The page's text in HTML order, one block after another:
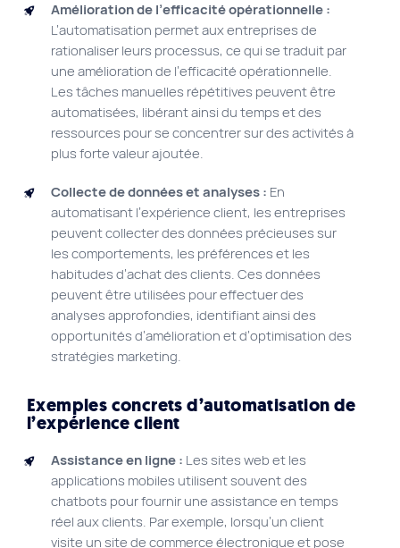
Amélioration de l’efficacité opérationnelle :
L’automatisation permet aux entreprises de
rationaliser leurs processus, ce qui se traduit par
une amélioration de l’efficacité opérationnelle.
Les tâches manuelles répétitives peuvent être
automatisées, libérant ainsi du temps et des
ressources pour se concentrer sur des activités à
plus forte valeur ajoutée.
Collecte de données et analyses : En
automatisant l’expérience client, les entreprises
peuvent collecter des données précieuses sur
les comportements, les préférences et les
habitudes d’achat des clients. Ces données
peuvent être utilisées pour effectuer des
analyses approfondies, identifiant ainsi des
opportunités d’amélioration et d’optimisation des
stratégies marketing.
Exemples concrets d’automatisation de
l’expérience client
Assistance en ligne : Les sites web et les
applications mobiles utilisent souvent des
chatbots pour fournir une assistance en temps
réel aux clients. Par exemple, lorsqu’un client
visite un site de commerce électronique et pose